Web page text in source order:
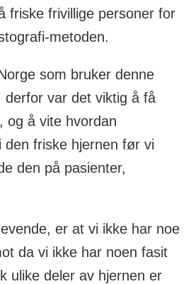
friske frivillige personer for
metoden.
som bruker denne
derfor var det viktig å få
og å vite hvordan
den friske hjernen før vi
den på pasienter,
er at vi ikke har noe
da vi ikke har noen fasit
ulike deler av hjernen er